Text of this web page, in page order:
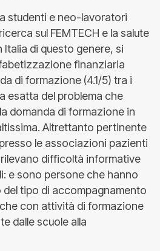
studenti e neo-lavoratori
sul FEMTECH e la salute
Italia di questo genere, si
finanziaria
di formazione (4.1/5) tra i
esatta del problema che
domanda di formazione in
Altrettanto pertinente
le associazioni pazienti
difficoltà informative
e sono persone che hanno
tipo di accompagnamento
con attività di formazione
dalle scuole alla